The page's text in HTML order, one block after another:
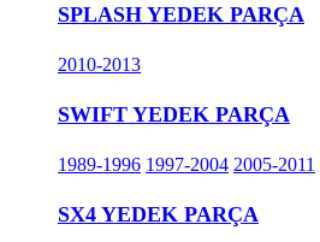
SPLASH YEDEK PARÇA
2010-2013
SWIFT YEDEK PARÇA
1989-1996 1997-2004 2005-2011
SX4 YEDEK PARÇA